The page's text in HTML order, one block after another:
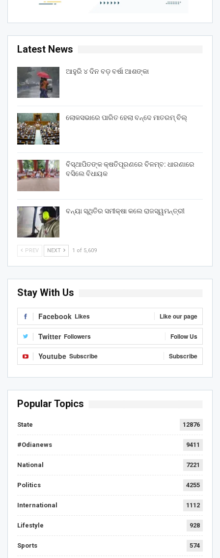
Latest News
ଆହୁରି ୪ ଦିନ ବଡ଼ ବର୍ଷା ଆଶଙ୍କା
ଲୋକସଭାରେ ପାରିତ ହେଲା ବନ୍ଦେ ମାତରମ୍‌ ବିଲ୍‌
ବିସ୍ଥାପିତଙ୍କ କ୍ଷତିପୂରଣରେ ବିଳମ୍ବ: ଧାରଣାରେ
ବସିଲେ ବିଧାୟକ
ବନ୍ୟା ସ୍ଥିତିର ସମୀକ୍ଷା କଲେ ରାଜସ୍ୱମନ୍ତ୍ରୀ
PREV NEXT 1 of 5,609
Stay With Us
Facebook Likes Like our page
Twitter Followers Follow Us
Youtube Subscribe Subscribe
Popular Topics
State 12876
#Odianews 9411
National 7221
Politics 4255
International 1112
Lifestyle 928
Sports 574